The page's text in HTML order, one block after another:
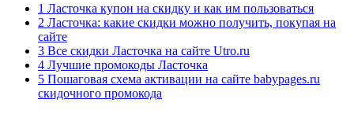
1 Ласточка купон на скидку и как им пользоваться
2 Ласточка: какие скидки можно получить, покупая на
сайте
3 Все скидки Ласточка на сайте Utro.ru
4 Лучшие промокоды Ласточка
5 Пошаговая схема активации на сайте babypages.ru
скидочного промокода